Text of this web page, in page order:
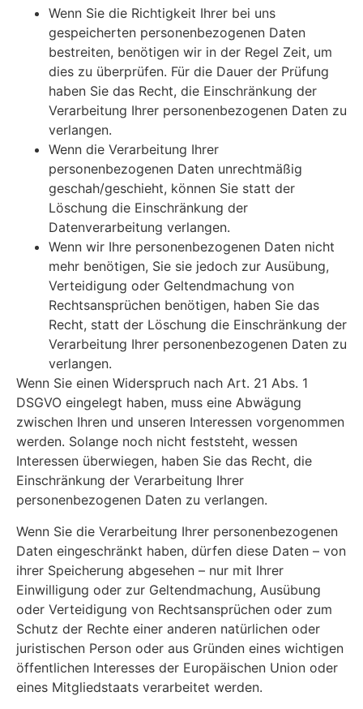
Wenn Sie die Richtigkeit Ihrer bei uns
gespeicherten personenbezogenen Daten
bestreiten, benötigen wir in der Regel Zeit, um
dies zu überprüfen. Für die Dauer der Prüfung
haben Sie das Recht, die Einschränkung der
Verarbeitung Ihrer personenbezogenen Daten zu
verlangen.
Wenn die Verarbeitung Ihrer
personenbezogenen Daten unrechtmäßig
geschah/geschieht, können Sie statt der
Löschung die Einschränkung der
Datenverarbeitung verlangen.
Wenn wir Ihre personenbezogenen Daten nicht
mehr benötigen, Sie sie jedoch zur Ausübung,
Verteidigung oder Geltendmachung von
Rechtsansprüchen benötigen, haben Sie das
Recht, statt der Löschung die Einschränkung der
Verarbeitung Ihrer personenbezogenen Daten zu
verlangen.
Wenn Sie einen Widerspruch nach Art. 21 Abs. 1
DSGVO eingelegt haben, muss eine Abwägung
zwischen Ihren und unseren Interessen vorgenommen
werden. Solange noch nicht feststeht, wessen
Interessen überwiegen, haben Sie das Recht, die
Einschränkung der Verarbeitung Ihrer
personenbezogenen Daten zu verlangen.
Wenn Sie die Verarbeitung Ihrer personenbezogenen
Daten eingeschränkt haben, dürfen diese Daten – von
ihrer Speicherung abgesehen – nur mit Ihrer
Einwilligung oder zur Geltendmachung, Ausübung
oder Verteidigung von Rechtsansprüchen oder zum
Schutz der Rechte einer anderen natürlichen oder
juristischen Person oder aus Gründen eines wichtigen
öffentlichen Interesses der Europäischen Union oder
eines Mitgliedstaats verarbeitet werden.